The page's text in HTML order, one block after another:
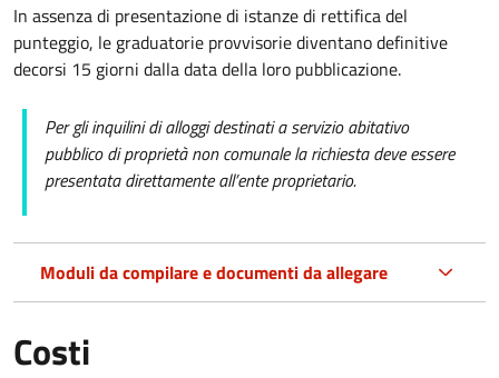
In assenza di presentazione di istanze di rettifica del
punteggio, le graduatorie provvisorie diventano definitive
decorsi 15 giorni dalla data della loro pubblicazione.
Per gli inquilini di alloggi destinati a servizio abitativo
pubblico di proprietà non comunale la richiesta deve essere
presentata direttamente all’ente proprietario.
Moduli da compilare e documenti da allegare
Costi